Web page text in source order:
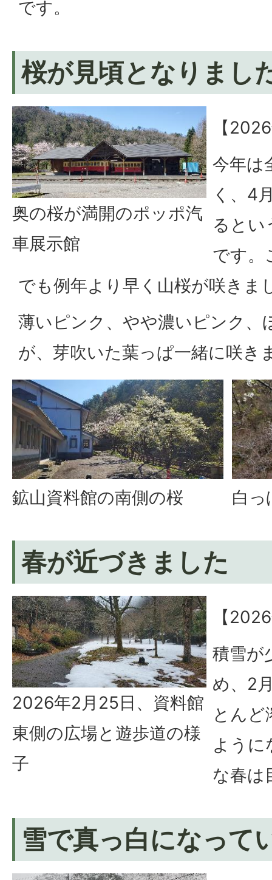
です。
桜が見頃となりまし
奥の桜が満開のポッポ汽
車展示館
【
今年は
く、4
るとい
です。
でも例年より早く山桜が咲きま
薄いピンク、やや濃いピンク、
が、芽吹いた葉っぱ一緒に咲き
鉱山資料館の南側の桜 白っ
春が近づきました
2026年2月25日、資料館
東側の広場と遊歩道の様
子
【
積雪が
め、2
とんど
ように
な春は
雪で真っ白になって